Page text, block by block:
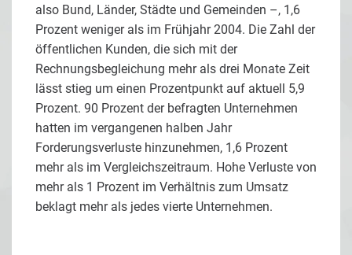
also Bund, Länder, Städte und Gemeinden –, 1,6
Prozent weniger als im Frühjahr 2004. Die Zahl der
öffentlichen Kunden, die sich mit der
Rechnungsbegleichung mehr als drei Monate Zeit
lässt stieg um einen Prozentpunkt auf aktuell 5,9
Prozent. 90 Prozent der befragten Unternehmen
hatten im vergangenen halben Jahr
Forderungsverluste hinzunehmen, 1,6 Prozent
mehr als im Vergleichszeitraum. Hohe Verluste von
mehr als 1 Prozent im Verhältnis zum Umsatz
beklagt mehr als jedes vierte Unternehmen.